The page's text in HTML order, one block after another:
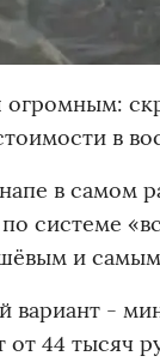
огромным:
в
в самом
системе
и самым
вариант -
от 44 тысяч